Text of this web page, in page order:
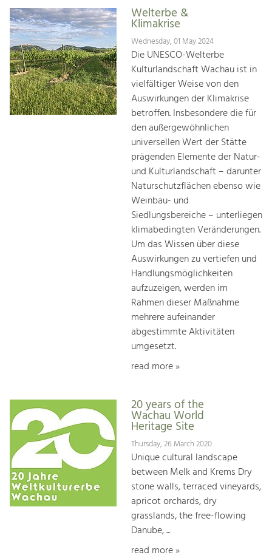
Increase in Regional Value Added.Welterbe &
Klimakrise
Wednesday, 01 May 2024
Die UNESCO-Welterbe
Kulturlandschaft Wachau ist in
vielfältiger Weise von den
Auswirkungen der Klimakrise
betroffen. Insbesondere die für
den außergewöhnlichen
universellen Wert der Stätte
prägenden Elemente der Natur-
und Kulturlandschaft – darunter
Naturschutzflächen ebenso wie
Weinbau- und
Siedlungsbereiche – unterliegen
klimabedingten Veränderungen.
Um das Wissen über diese
Auswirkungen zu vertiefen und
Handlungsmöglichkeiten
aufzuzeigen, werden im
Rahmen dieser Maßnahme
mehrere aufeinander
abgestimmte Aktivitäten
umgesetzt.
read more »
20 years of the
Wachau World
Heritage Site
Thursday, 26 March 2020
Unique cultural landscape
between Melk and Krems Dry
stone walls, terraced vineyards,
apricot orchards, dry
grasslands, the free-flowing
Danube, ...
read more »